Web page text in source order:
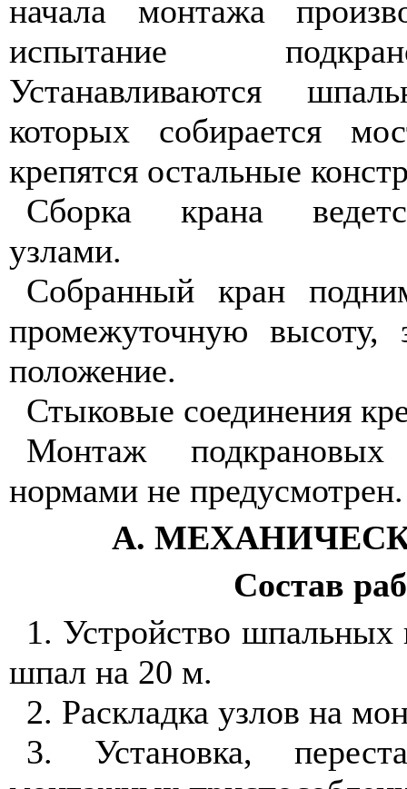
начала монтажа
испытание
Устанавливаются
которых собирается
крепятся остальные
Сборка крана
узлами.
Собранный кран
промежуточную высоту,
положение.
Стыковые соединения
Монтаж
нормами не предусмотрен.
А.
Состав
1. Устройство шпальных
шпал на 20 м.
2. Раскладка узлов на
3. Установка,